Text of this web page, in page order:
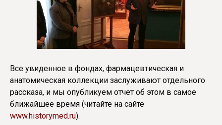
Все увиденное в фондах, фармацевтическая и
анатомическая коллекции заслуживают отдельного
рассказа, и мы опубликуем отчет об этом в самое
ближайшее время (читайте на сайте
www.historymed.ru).